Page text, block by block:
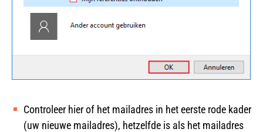
Controleer hier of het mailadres in het eerste rode kader
(uw nieuwe mailadres), hetzelfde is als het mailadres